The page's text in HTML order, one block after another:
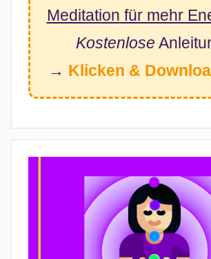
Meditation für mehr
Kostenlose
→ Klicken &